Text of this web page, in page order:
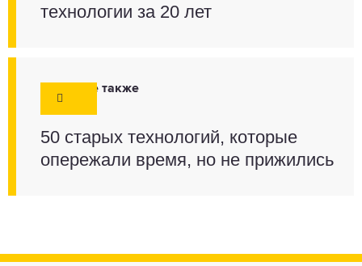
технологии за 20 лет
Смотрите также
50 старых технологий, которые
опережали время, но не прижились